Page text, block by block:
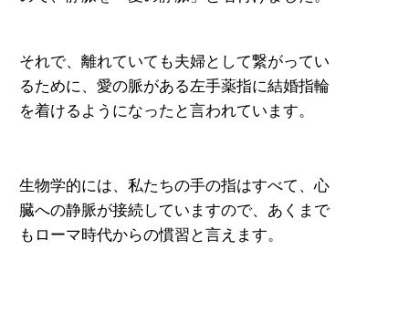
それで、離れていても夫婦として繋がってい
るために、 愛の脈がある左手薬指に結婚指輪
を着けるようになったと言われています。
生物学的には、 私たちの手の指はすべて、心
臓への静脈が接続していますので、あくまで
もローマ時代からの慣習と言えます。